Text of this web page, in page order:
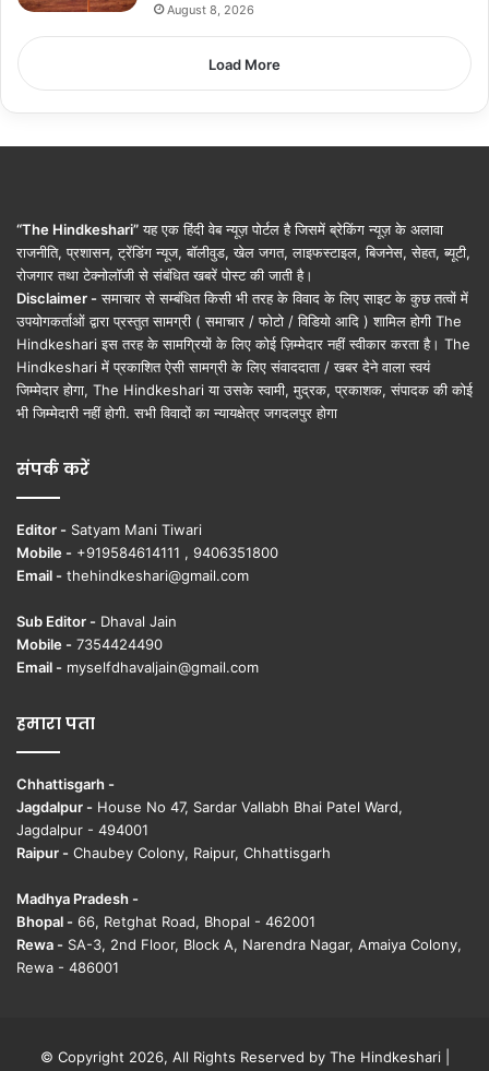
August 8, 2026
Load More
“The Hindkeshari”यह एक हिंदी वेब न्यूज़ पोर्टल है जिसमें ब्रेकिंग न्यूज़ के अलावा
राजनीति, प्रशासन, ट्रेंडिंग न्यूज, बॉलीवुड, खेल जगत, लाइफस्टाइल, बिजनेस, सेहत, ब्यूटी,
रोजगार तथा टेक्नोलॉजी से संबंधित खबरें पोस्ट की जाती है।
Disclaimer - समाचार से सम्बंधित किसी भी तरह के विवाद के लिए साइट के कुछ तत्वों में
उपयोगकर्ताओं द्वारा प्रस्तुत सामग्री ( समाचार / फोटो / विडियो आदि ) शामिल होगी The
Hindkeshari इस तरह के सामग्रियों के लिए कोई ज़िम्मेदार नहीं स्वीकार करता है। The
Hindkeshari में प्रकाशित ऐसी सामग्री के लिए संवाददाता / खबर देने वाला स्वयं
जिम्मेदार होगा, The Hindkeshari या उसके स्वामी, मुद्रक, प्रकाशक, संपादक की कोई
भी जिम्मेदारी नहीं होगी. सभी विवादों का न्यायक्षेत्र जगदलपुर होगा
संपर्क करें
Editor - Satyam Mani Tiwari
Mobile - +919584614111 , 9406351800
Email - thehindkeshari@gmail.com
Sub Editor - Dhaval Jain
Mobile - 7354424490
Email - myselfdhavaljain@gmail.com
हमारा पता
Chhattisgarh -
Jagdalpur - House No 47, Sardar Vallabh Bhai Patel Ward,
Jagdalpur - 494001
Raipur - Chaubey Colony, Raipur, Chhattisgarh
Madhya Pradesh -
Bhopal - 66, Retghat Road, Bhopal - 462001
Rewa - SA-3, 2nd Floor, Block A, Narendra Nagar, Amaiya Colony,
Rewa - 486001
© Copyright 2026, All Rights Reserved by The Hindkeshari |